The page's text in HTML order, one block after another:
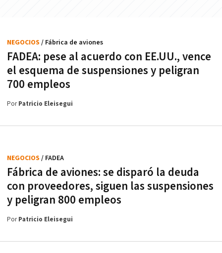
FADEA: pese al acuerdo con EE.UU., vence
el esquema de suspensiones y peligran
700 empleos
NEGOCIOS / Fábrica de aviones
PorPatricio Eleisegui
Fábrica de aviones: se disparó la deuda
con proveedores, siguen las suspensiones
y peligran 800 empleos
NEGOCIOS / FADEA
PorPatricio Eleisegui